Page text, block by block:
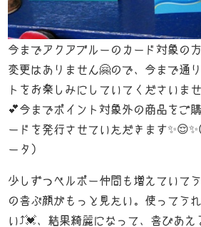
今までアクアブルーのカード対象の
変更はありません🤗ので、今まで通
トをお楽しみにしていてくださいま
💕今までポイント対象外の商品をご
ードを発行させていただきます
ータ)
少しずつベルポー仲間も増えていて
の喜ぶ顔がもっと見たい。使ってう
い⤴️💓、結果綺麗になって、喜びあ